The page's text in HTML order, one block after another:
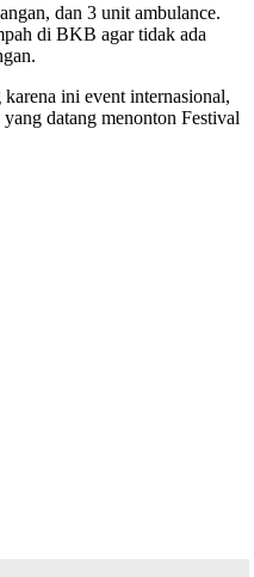
dan 3 unit ambulance.
di BKB agar tidak ada
ini event internasional,
datang menonton Festival